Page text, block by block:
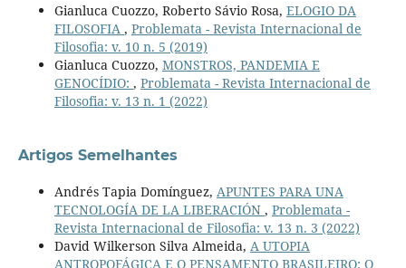
Gianluca Cuozzo, Roberto Sávio Rosa, ELOGIO DA
FILOSOFIA , Problemata - Revista Internacional de
Filosofia: v. 10 n. 5 (2019)
Gianluca Cuozzo, MONSTROS, PANDEMIA E
GENOCÍDIO: , Problemata - Revista Internacional de
Filosofia: v. 13 n. 1 (2022)
Artigos Semelhantes
Andrés Tapia Domínguez, APUNTES PARA UNA
TECNOLOGÍA DE LA LIBERACIÓN , Problemata -
Revista Internacional de Filosofia: v. 13 n. 3 (2022)
David Wilkerson Silva Almeida, A UTOPIA
ANTROPOFÁGICA E O PENSAMENTO BRASILEIRO: O